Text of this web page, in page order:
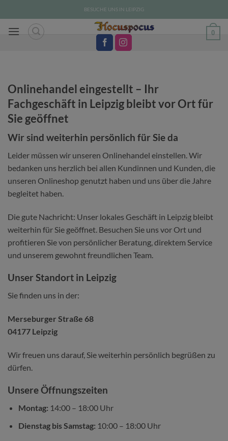
Inhalt
springen
BESUCHE UNS IN LEIPZIG
0
Onlinehandel eingestellt – Ihr
Fachgeschäft in Leipzig bleibt vor Ort für
Sie geöffnet
Wir sind weiterhin persönlich für Sie da
Leider müssen wir unseren Onlinehandel einstellen. Wir
bedanken uns herzlich bei allen Kundinnen und Kunden, die
unseren Onlineshop genutzt haben und uns über die Jahre
begleitet haben.
Die gute Nachricht: Unser lokales Geschäft in Leipzig bleibt
weiterhin für Sie geöffnet. Besuchen Sie uns vor Ort und
profitieren Sie von persönlicher Beratung, direktem Service
und unserem gewohnt freundlichen Team.
Unser Standort in Leipzig
Sie finden uns in der:
Merseburger Straße 68
04177 Leipzig
Wir freuen uns darauf, Sie weiterhin persönlich begrüßen zu
dürfen.
Unsere Öffnungszeiten
Montag: 14:00 – 18:00 Uhr
Dienstag bis Samstag: 10:00 – 18:00 Uhr